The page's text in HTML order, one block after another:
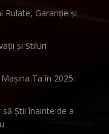
Rulate, Garanție și
și Stiluri
Ta în 2025:
Știi înainte de a